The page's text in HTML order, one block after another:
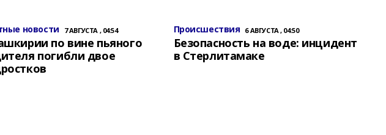
новости 7 АВГУСТА , 04:54
по вине пьяного
погибли двое
Происшествия 6 АВГУСТА , 04:50
Безопасность на воде: инцидент
в Стерлитамаке